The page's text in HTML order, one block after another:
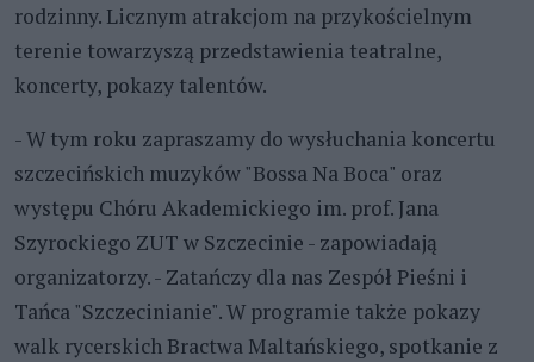
rodzinny. Licznym atrakcjom na przykościelnym
terenie towarzyszą przedstawienia teatralne,
koncerty, pokazy talentów.
- W tym roku zapraszamy do wysłuchania koncertu
szczecińskich muzyków "Bossa Na Boca" oraz
występu Chóru Akademickiego im. prof. Jana
Szyrockiego ZUT w Szczecinie - zapowiadają
organizatorzy. - Zatańczy dla nas Zespół Pieśni i
Tańca "Szczecinianie". W programie także pokazy
walk rycerskich Bractwa Maltańskiego, spotkanie z